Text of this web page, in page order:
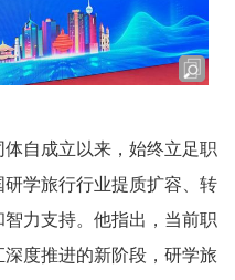
自成立以来，始终立足职
学旅行行业提质扩容、转
力支持。他指出，当前职
度推进的新阶段，研学旅